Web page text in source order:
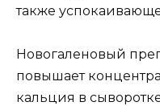
также
Новогаленовый
повышает
кальция в